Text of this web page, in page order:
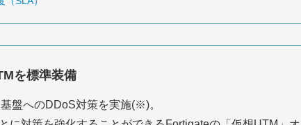
を標準装備
盤へのDDoS対策を実施(※)。